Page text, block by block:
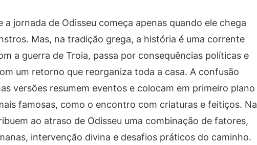
a jornada de Odisseu começa apenas quando ele chega
Mas, na tradição grega, a história é uma corrente
a guerra de Troia, passa por consequências políticas e
um retorno que reorganiza toda a casa. A confusão
versões resumem eventos e colocam em primeiro plano
famosas, como o encontro com criaturas e feitiços. Na
ao atraso de Odisseu uma combinação de fatores,
intervenção divina e desafios práticos do caminho.